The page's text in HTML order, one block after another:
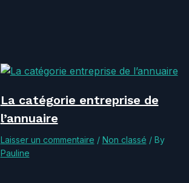
La catégorie entreprise de
l’annuaire
Laisser un commentaire / Non classé / By
Pauline